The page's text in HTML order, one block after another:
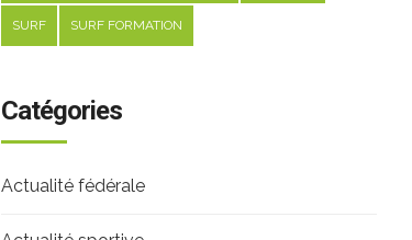
SURF SURF FORMATION
Catégories
Actualité fédérale